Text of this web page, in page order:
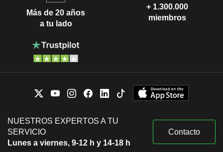
Más de 20 años
a tu lado
+ 1.300.000
miembros
NUESTROS EXPERTOS A TU
SERVICIO
Lunes a viernes, 9-12 h y 14-18 h
Contacto